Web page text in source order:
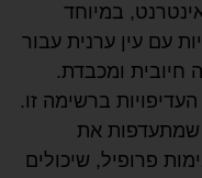
במיוחד
עם עין ערנית עבור
חיובית ומכבדת.
ברשימה זו.
שמתעדפות את
פרופיל, שיכולים